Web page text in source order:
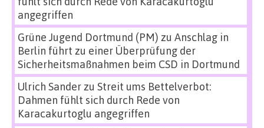
angegriffen
Grüne Jugend Dortmund (PM) zu Anschlag in
Berlin führt zu einer Überprüfung der
Sicherheitsmaßnahmen beim CSD in Dortmund
Ulrich Sanderzu Streit ums Bettelverbot:
Dahmen fühlt sich durch Rede von
Karacakurtoglu angegriffen